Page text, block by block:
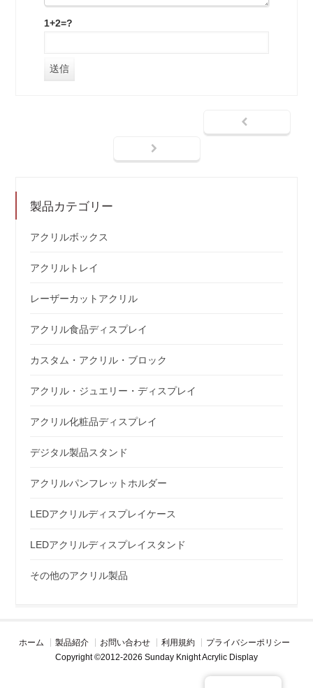
1+2=?
製品カテゴリー
アクリルボックス
アクリルトレイ
レーザーカットアクリル
アクリル食品ディスプレイ
カスタム・アクリル・ブロック
アクリル・ジュエリー・ディスプレイ
アクリル化粧品ディスプレイ
デジタル製品スタンド
アクリルパンフレットホルダー
LEDアクリルディスプレイケース
LEDアクリルディスプレイスタンド
その他のアクリル製品
ホーム 製品紹介 お問い合わせ 利用規約
プライバシーポリシー
Copyright ©2012-2026 Sunday Knight Acrylic Display